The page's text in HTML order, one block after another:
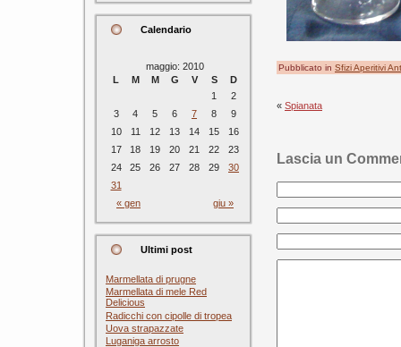
Calendario
maggio: 2010
L
M M G V S D
« gen giu »
1
2
3
4 5 6 7 8
9
10
11 12 13 14 15
16
17
18 19 20 21 22
23
24
25 26 27 28 29
30
31
Ultimi post
Marmellata di prugne
Marmellata di mele Red
Delicious
Radicchi con cipolle di tropea
Uova strapazzate
Luganiga arrosto
Pubblicato in Sfizi Aperitivi
« Spianata
Lascia un